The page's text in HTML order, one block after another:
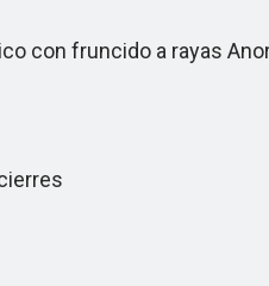
con fruncido a rayas